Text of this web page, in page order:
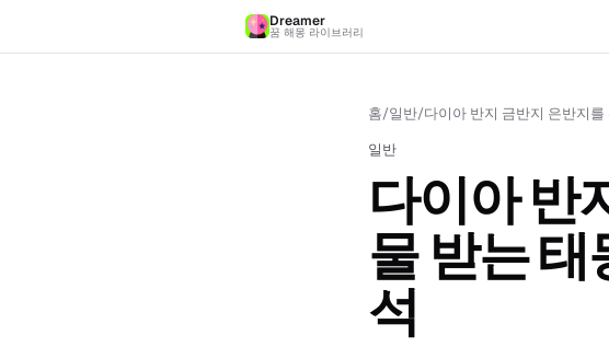
Dreamer
꿈 해몽 라이브러리
홈/일반/다이아 반지 금반지 은반지
일반
다이아 반
물 받는 태
석